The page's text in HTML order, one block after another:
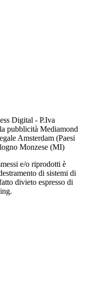
Digital - P.Iva
pubblicità Mediamond
Amsterdam (Paesi
Monzese (MI)
e/o riprodotti è
di sistemi di
divieto espresso di